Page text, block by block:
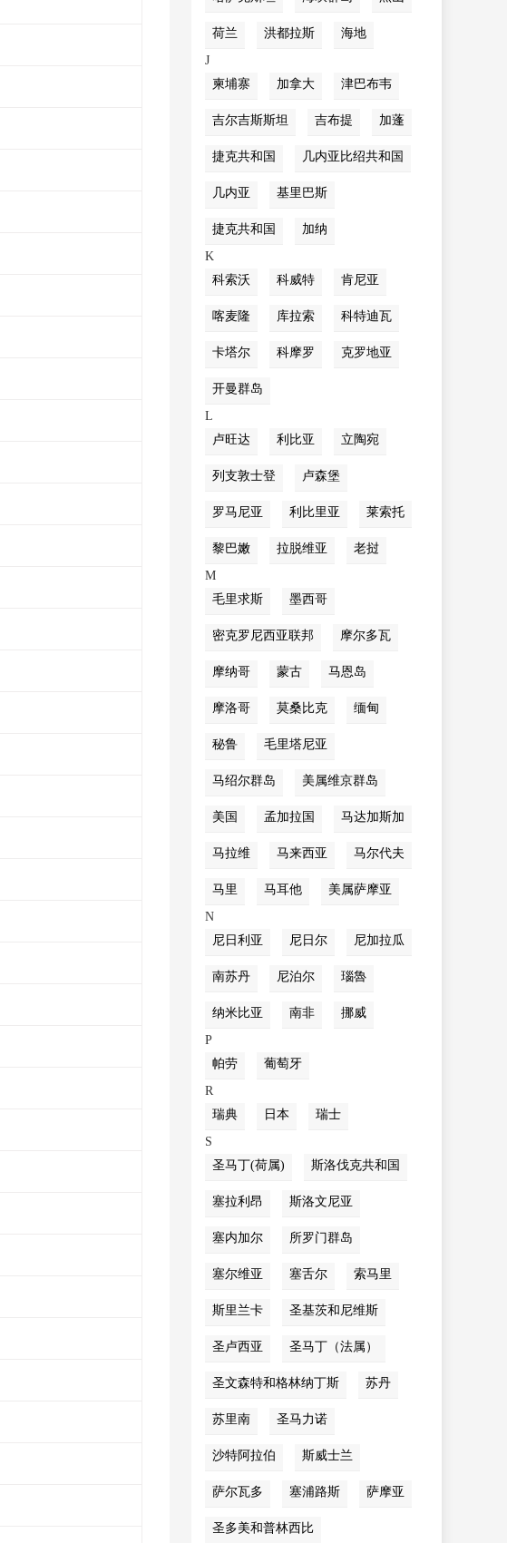
荷兰 洪都拉斯
海地
J
柬埔寨
加拿大 津巴布韦
吉尔吉斯斯坦 吉布提 加蓬
捷克共和国 几内亚比绍共和国
几内亚 基里巴斯
捷克共和国
加纳
K
科索沃
科威特 肯尼亚
喀麦隆 库拉索 科特迪瓦
卡塔尔 科摩罗 克罗地亚
开曼群岛
L
卢旺达
利比亚 立陶宛
列支敦士登 卢森堡
罗马尼亚 利比里亚 莱索托
黎巴嫩 拉脱维亚
老挝
M
毛里求斯
墨西哥
密克罗尼西亚联邦 摩尔多瓦
摩纳哥 蒙古 马恩岛
摩洛哥 莫桑比克 缅甸
秘鲁 毛里塔尼亚
马绍尔群岛 美属维京群岛
美国 孟加拉国 马达加斯加
马拉维 马来西亚 马尔代夫
马里 马耳他
美属萨摩亚
N
尼日利亚
尼日尔 尼加拉瓜
南苏丹 尼泊尔 瑙魯
纳米比亚 南非
挪威
P
帕劳
葡萄牙
R
瑞典
日本
瑞士
S
圣马丁(荷属)
斯洛伐克共和国
塞拉利昂 斯洛文尼亚
塞内加尔 所罗门群岛
塞尔维亚 塞舌尔 索马里
斯里兰卡 圣基茨和尼维斯
圣卢西亚 圣马丁（法属）
圣文森特和格林纳丁斯 苏丹
苏里南 圣马力诺
沙特阿拉伯 斯威士兰
萨尔瓦多 塞浦路斯 萨摩亚
圣多美和普林西比